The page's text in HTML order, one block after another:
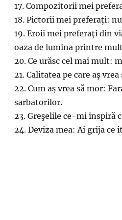
17. Compozitorii mei
18. Pictorii mei preferaţi:
19. Eroii mei preferaţi din
oaza de lumina printre
20. Ce urăsc cel mai mult:
21. Calitatea pe care aş
22. Cum aş vrea să mor:
sarbatorilor.
23. Greşelile ce-mi inspiră
24. Deviza mea: Ai grija ce